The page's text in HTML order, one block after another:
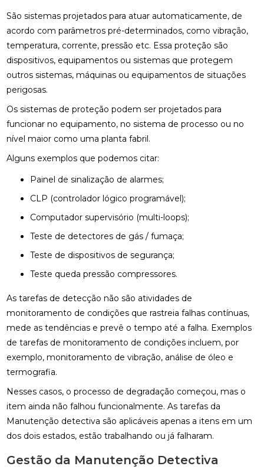
São sistemas projetados para atuar automaticamente, de
acordo com parâmetros pré-determinados, como vibração,
temperatura, corrente, pressão etc. Essa proteção são
dispositivos, equipamentos ou sistemas que protegem
outros sistemas, máquinas ou equipamentos de situações
perigosas.
Os sistemas de proteção podem ser projetados para
funcionar no equipamento, no sistema de processo ou no
nível maior como uma planta fabril.
Alguns exemplos que podemos citar:
Painel de sinalização de alarmes;
CLP (controlador lógico programável);
Computador supervisório (multi-loops);
Teste de detectores de gás / fumaça;
Teste de dispositivos de segurança;
Teste queda pressão compressores.
As tarefas de detecção não são atividades de
monitoramento de condições que rastreia falhas contínuas,
mede as tendências e prevê o tempo até a falha. Exemplos
de tarefas de monitoramento de condições incluem, por
exemplo, monitoramento de vibração, análise de óleo e
termografia.
Nesses casos, o processo de degradação começou, mas o
item ainda não falhou funcionalmente. As tarefas da
Manutenção detectiva são aplicáveis apenas a itens em um
dos dois estados, estão trabalhando ou já falharam.
Gestão da Manutenção Detectiva